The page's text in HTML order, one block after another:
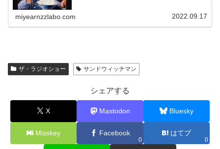
miyearnzzlabo.com 2022.09.17
ザ・ラジオショー サンドウィッチマン
シェアする
X Mastodon Bluesky
Misskey Facebook
0
はてブ
0